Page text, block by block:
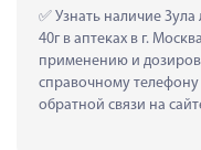
Узнать наличие
40г в аптеках в г.
применению и
справочному
обратной связи на